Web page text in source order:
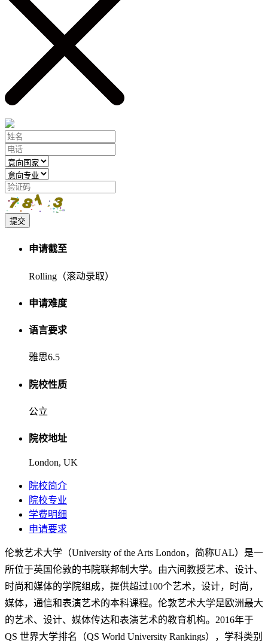
提交
申请截至
Rolling（滚动录取）
申请难度
语言要求
雅思6.5
院校性质
公立
院校地址
London, UK
院校简介
院校专业
学费明细
申请要求
伦敦艺术大学（University of the Arts London，简称UAL）是一
所位于英国伦敦的书院联邦制大学。由六间教授艺术、设计、
时尚和媒体的学院组成，提供超过100个艺术，设计，时尚，
媒体，通信和表演艺术的本科课程。伦敦艺术大学是欧洲最大
的艺术、设计、媒体传达和表演艺术的教育机构。2016年于
QS 世界大学排名（QS World University Rankings），学科类别